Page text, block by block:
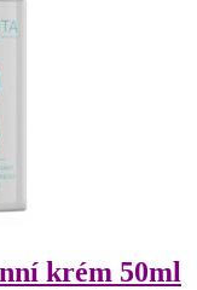
krém 50ml